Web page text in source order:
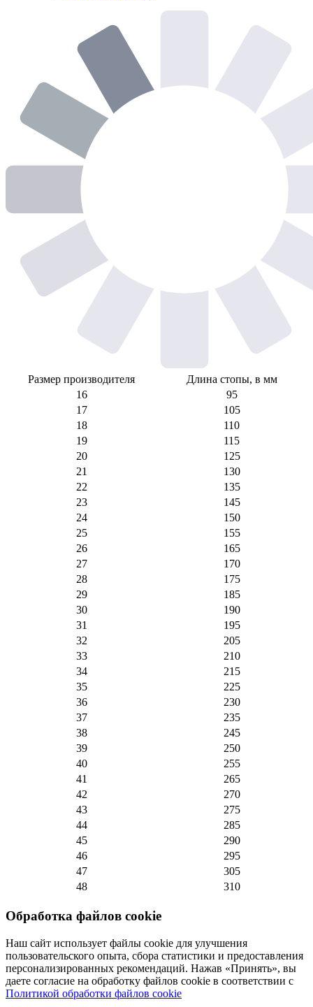
Размер производителя
Длина стопы, в мм
16
95
17
105
18
110
19
115
20
125
21
130
22
135
23
145
24
150
25
155
26
165
27
170
28
175
29
185
30
190
31
195
32
205
33
210
34
215
35
225
36
230
37
235
38
245
39
250
40
255
41
265
42
270
43
275
44
285
45
290
46
295
47
305
48
310
Обработка файлов cookie
Наш сайт использует файлы cookie для улучшения
пользовательского опыта, сбора статистики и предоставления
персонализированных рекомендаций. Нажав «Принять», вы
даете согласие на обработку файлов cookie в соответствии с
Политикой обработки файлов cookie